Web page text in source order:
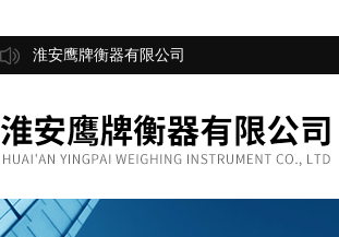
淮安鹰牌衡器有限公司